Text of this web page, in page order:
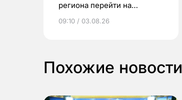
региона перейти на
выиграть призы
09:10 / 03.08.26
Похожие новости